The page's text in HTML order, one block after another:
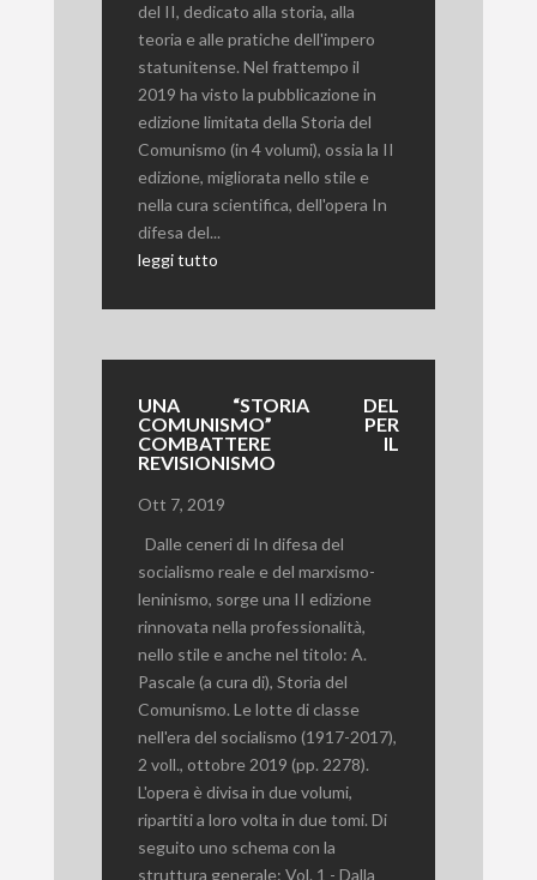
del II, dedicato alla storia, alla
teoria e alle pratiche dell'impero
statunitense. Nel frattempo il
2019 ha visto la pubblicazione in
edizione limitata della Storia del
Comunismo (in 4 volumi), ossia la II
edizione, migliorata nello stile e
nella cura scientifica, dell'opera In
difesa del...
leggi tutto
UNA “STORIA DEL
COMUNISMO” PER
COMBATTERE IL
REVISIONISMO
Ott 7, 2019
Dalle ceneri di In difesa del
socialismo reale e del marxismo-
leninismo, sorge una II edizione
rinnovata nella professionalità,
nello stile e anche nel titolo: A.
Pascale (a cura di), Storia del
Comunismo. Le lotte di classe
nell'era del socialismo (1917-2017),
2 voll., ottobre 2019 (pp. 2278).
L'opera è divisa in due volumi,
ripartiti a loro volta in due tomi. Di
seguito uno schema con la
struttura generale: Vol. 1 - Dalla